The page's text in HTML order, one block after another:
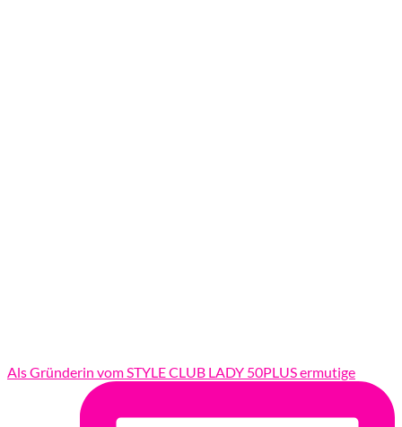
Als Gründerin vom STYLE CLUB LADY 50PLUS ermutige